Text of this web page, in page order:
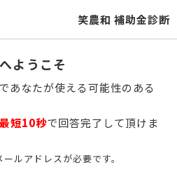
笑農和 補助金診断
ようこそ
あなたが使える可能性のある
最短10秒で回答完了して頂けま
ルアドレスが必要です。